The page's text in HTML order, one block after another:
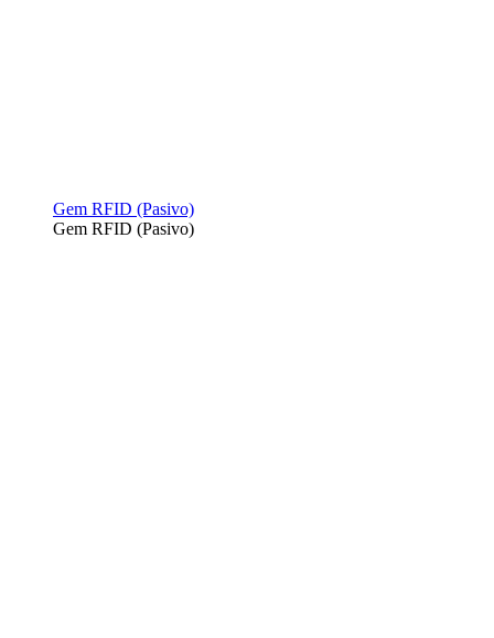
Gem RFID (Pasivo)
Gem RFID (Pasivo)